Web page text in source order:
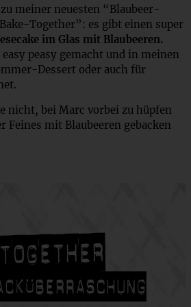
meiner neuesten “Blaubeer-
Together”: es gibt einen super
im Glas mit Blaubeeren.
peasy gemacht und in meinen
Dessert oder auch für
nicht, bei Marc vorbei zu hüpfen
Feines mit Blaubeeren gebacken